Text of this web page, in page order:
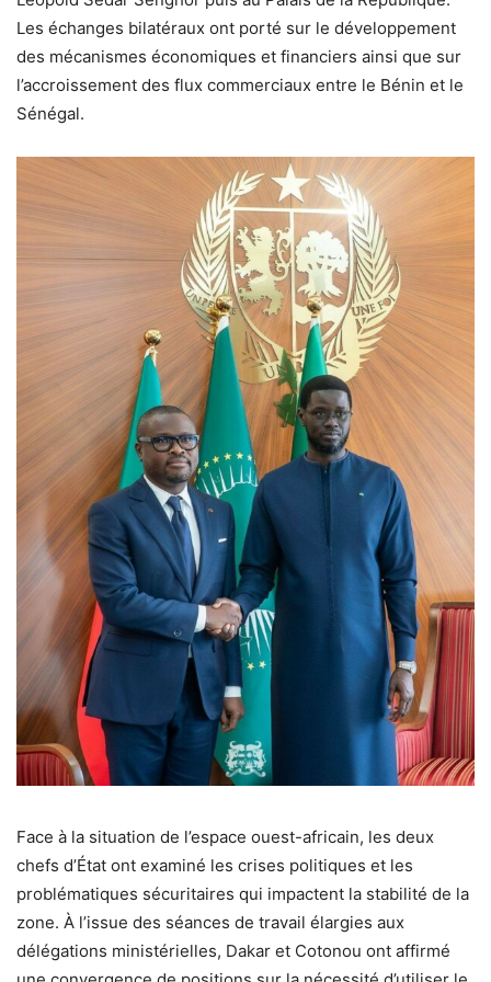
Les échanges bilatéraux ont porté sur le développement
des mécanismes économiques et financiers ainsi que sur
l’accroissement des flux commerciaux entre le Bénin et le
Sénégal.
Face à la situation de l’espace ouest-africain, les deux
chefs d’État ont examiné les crises politiques et les
problématiques sécuritaires qui impactent la stabilité de la
zone. À l’issue des séances de travail élargies aux
délégations ministérielles, Dakar et Cotonou ont affirmé